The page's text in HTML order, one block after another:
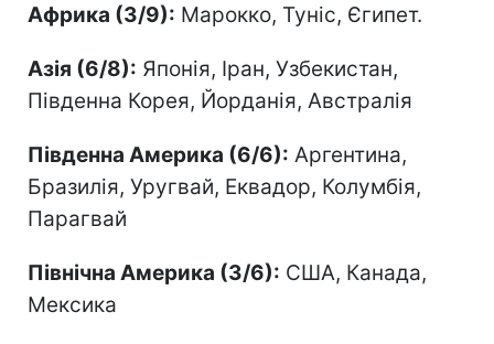
Африка (3/9): Марокко, Туніс, Єгипет.
Азія (6/8): Японія, Іран, Узбекистан,
Південна Корея, Йорданія, Австралія
Південна Америка (6/6): Аргентина,
Бразилія, Уругвай, Еквадор, Колумбія,
Парагвай
Північна Америка (3/6): США, Канада,
Мексика